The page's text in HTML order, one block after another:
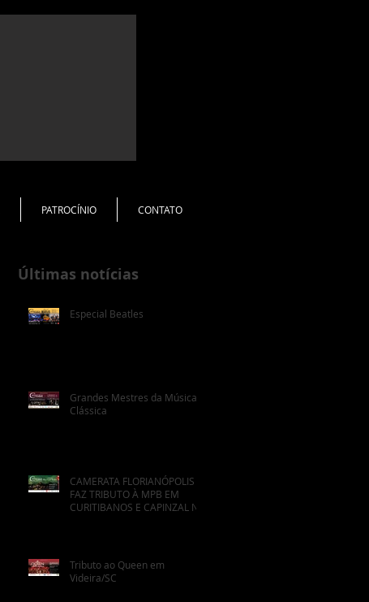
PATROCÍNIO CONTATO
Últimas notícias
Especial Beatles
Grandes Mestres da Música
Clássica
CAMERATA FLORIANÓPOLIS
FAZ TRIBUTO À MPB EM
CURITIBANOS E CAPINZAL NO
Tributo ao Queen em
Videira/SC